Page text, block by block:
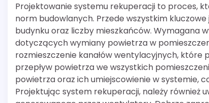
Projektowanie systemu rekuperacji to proces,
norm budowlanych. Przede wszystkim
budynku oraz liczby mieszkańców. Wymagana
dotyczących wymiany powietrza w
rozmieszczenie kanałów wentylacyjnych,
przepływ powietrza we wszystkich
powietrza oraz ich umiejscowienie w systemie,
Projektując system rekuperacji, należy również